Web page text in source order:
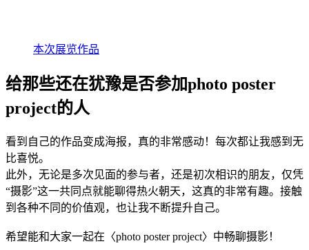
本次展览作品
给那些还在犹豫是否参加photo poster
project的人
看到自己的作品变成海报，真的非常感动！每次都让我感到无
比喜悦。
此外，无论是多次见面的参与者，还是初次相识的朋友，仅凭
“摄影”这一共同点就能聊得热火朝天，这真的非常有趣。接触
到各种不同的价值观，也让我不断提升自己。
希望能和大家一起在〈photo poster project〉中畅聊摄影！